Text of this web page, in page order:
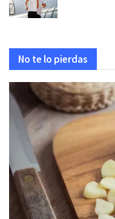
No te lo pierdas